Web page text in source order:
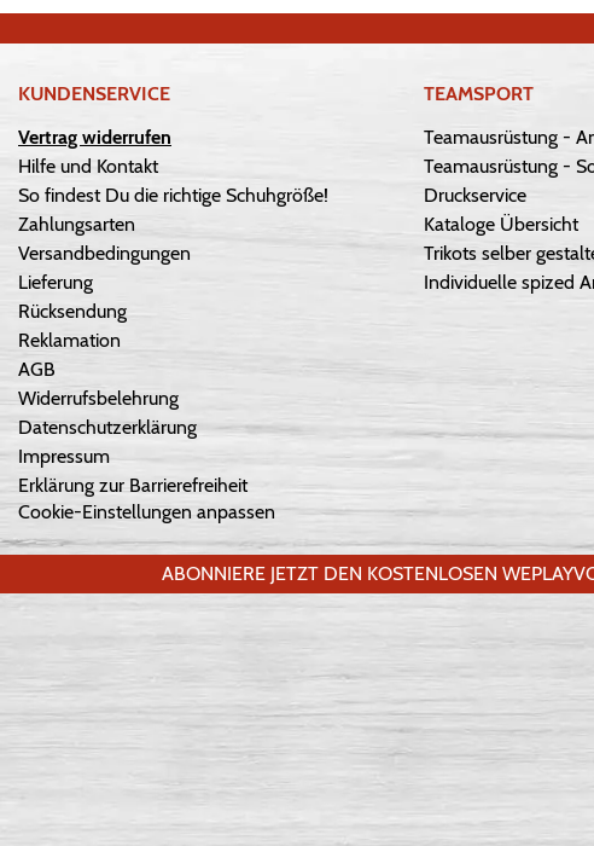
KUNDENSERVICE
Vertrag widerrufen
Hilfe und Kontakt
So findest Du die richtige Schuhgröße!
Zahlungsarten
Versandbedingungen
Lieferung
Rücksendung
Reklamation
AGB
Widerrufsbelehrung
Datenschutzerklärung
Impressum
Erklärung zur Barrierefreiheit
Cookie-Einstellungen anpassen
TEAMSPORT
Teamausrüstung -
Teamausrüstung -
Druckservice
Kataloge Übersicht
Trikots selber
Individuelle spized
ABONNIERE JETZT DEN KOSTENLOSEN